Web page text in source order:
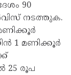
90
നടത്തുക.
1 മണിക്കൂർ
25 രൂപ